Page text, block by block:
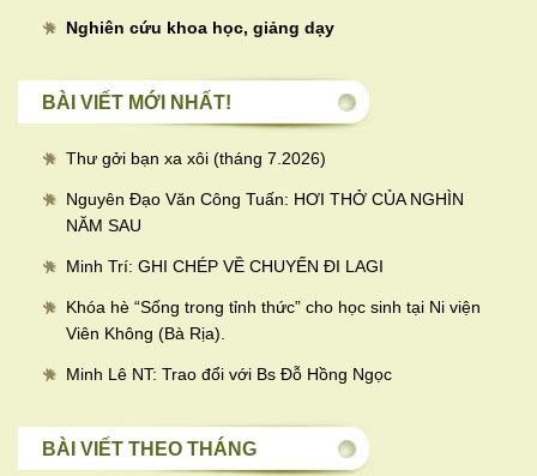
Nghiên cứu khoa học, giảng dạy
BÀI VIẾT MỚI NHẤT!
Thư gởi bạn xa xôi (tháng 7.2026)
Nguyên Đạo Văn Công Tuấn: HƠI THỞ CỦA NGHÌN
NĂM SAU
Minh Trí: GHI CHÉP VỀ CHUYẾN ĐI LAGI
Khóa hè “Sống trong tỉnh thức” cho học sinh tại Ni viện
Viên Không (Bà Rịa).
Minh Lê NT: Trao đổi với Bs Đỗ Hồng Ngọc
BÀI VIẾT THEO THÁNG